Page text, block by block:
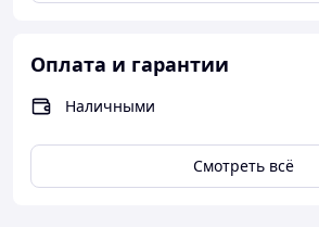
Оплата и гарантии
Наличными
Смотреть всё